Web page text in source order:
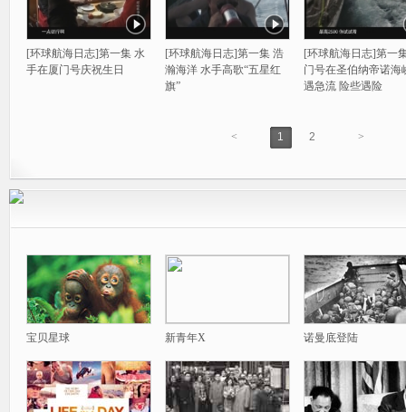
[环球航海日志]第一集 水
手在厦门号庆祝生日
[环球航海日志]第一集 浩
瀚海洋 水手高歌“五星红
旗”
[环球航海日志]第一
门号在圣伯纳帝诺海
遇急流 险些遇险
< 1 2 >
宝贝星球 新青年X 诺曼底登陆